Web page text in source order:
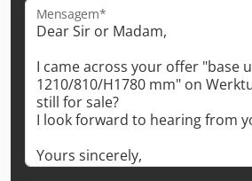
Mensagem*